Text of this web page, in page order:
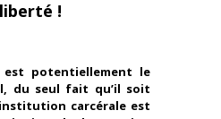
!
est potentiellement le
du seul fait qu’il soit
carcérale est